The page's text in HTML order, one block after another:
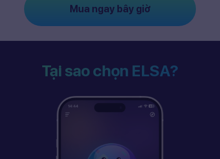
Mua ngay bây giờ
Tại sao chọn ELSA?